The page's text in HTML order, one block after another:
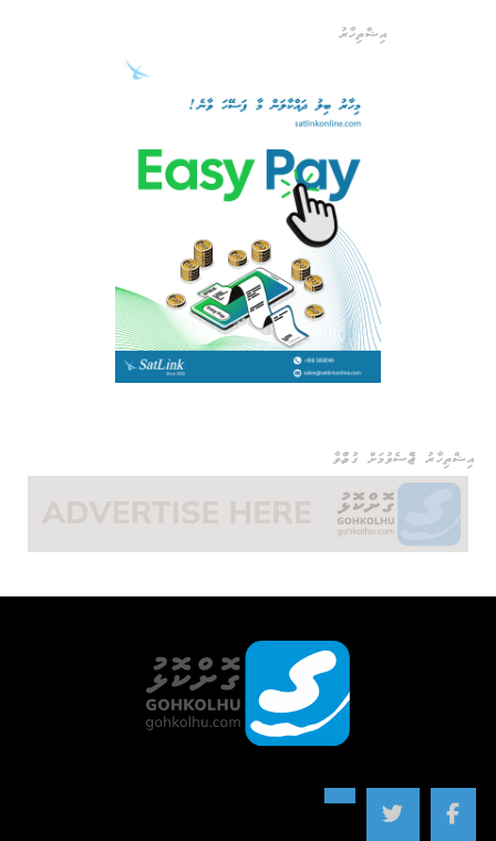
އިޝްތިހާރު
އިޝްތިހާރު ޖެއްސެވުމަށް ގުޅުއްވާ